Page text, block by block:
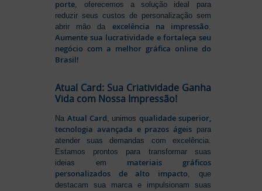
porte , oferecemos a solução ideal para
reduzir seus custos de personalização sem
abrir mão da excelência na impressão
Aumente sua lucratividade e fortaleça seu
negócio com a melhor gráfica online do
Brasil!
Atual Card: Sua Criatividade Ganha
Vida com Nossa Impressão!
Na Atual Card, unimos qualidade superior,
tecnologia avançada e prazos ágeispara
atender suas demandas com excelência.
Estamos prontos para transformar suas
ideias em materiais gráficos
personalizados de alto impacto, que
destacam sua marca e impulsionam suas